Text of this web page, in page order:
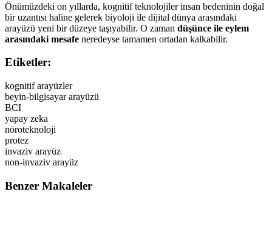
Önümüzdeki on yıllarda, kognitif teknolojiler insan bedeninin doğal
bir uzantısı haline gelerek biyoloji ile dijital dünya arasındaki
arayüzü yeni bir düzeye taşıyabilir. O zaman düşünce ile eylem
arasındaki mesafe neredeyse tamamen ortadan kalkabilir.
Etiketler:
kognitif arayüzler
beyin-bilgisayar arayüzü
BCI
yapay zeka
nöroteknoloji
protez
invaziv arayüz
non-invaziv arayüz
Benzer Makaleler